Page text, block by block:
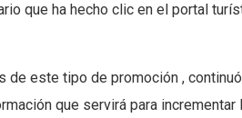
que ha hecho clic en el portal
de este tipo de promoción ,
que servirá para